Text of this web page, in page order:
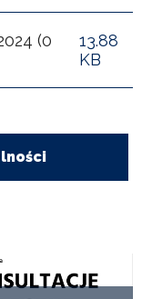
(0
13.88
KB